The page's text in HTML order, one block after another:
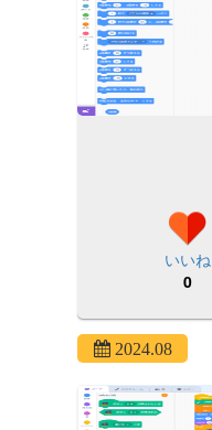
いいね
0
2024.08